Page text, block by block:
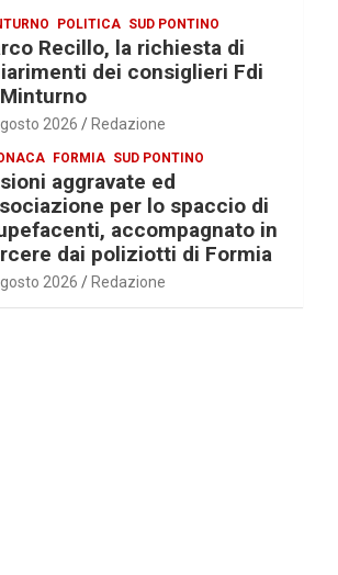
POLITICA SUD PONTINO
Recillo, la richiesta di
dei consiglieri Fdi
2026 Redazione
FORMIA SUD PONTINO
aggravate ed
per lo spaccio di
accompagnato in
dai poliziotti di Formia
2026 Redazione